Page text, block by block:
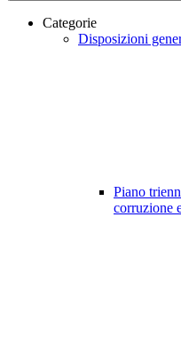
Categorie
Disposizioni
Piano
corruzione